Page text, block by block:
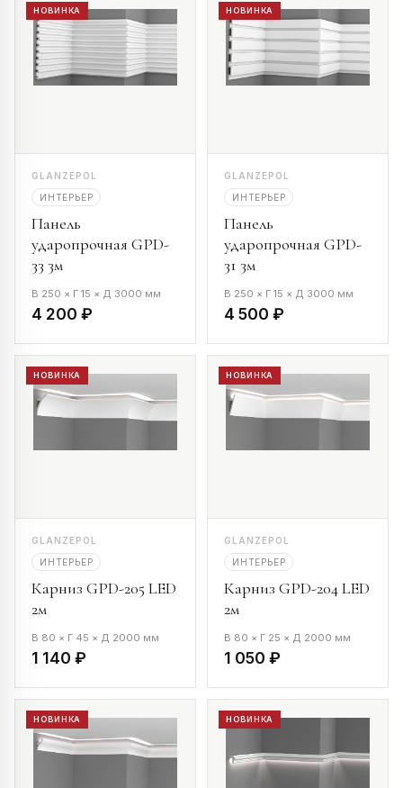
НОВИНКА
GLANZEPOL
ИНТЕРЬЕР
Панель
ударопрочная GPD-
33 3м
В 250 × Г 15 × Д 3000 мм
4 200 ₽
НОВИНКА
GLANZEPOL
ИНТЕРЬЕР
Панель
ударопрочная GPD-
31 3м
В 250 × Г 15 × Д 3000 мм
4 500 ₽
НОВИНКА
GLANZEPOL
ИНТЕРЬЕР
Карниз GPD-205 LED
2м
В 80 × Г 45 × Д 2000 мм
1 140 ₽
НОВИНКА
GLANZEPOL
ИНТЕРЬЕР
Карниз GPD-204 LED
2м
В 80 × Г 25 × Д 2000 мм
1 050 ₽
НОВИНКА НОВИНКА